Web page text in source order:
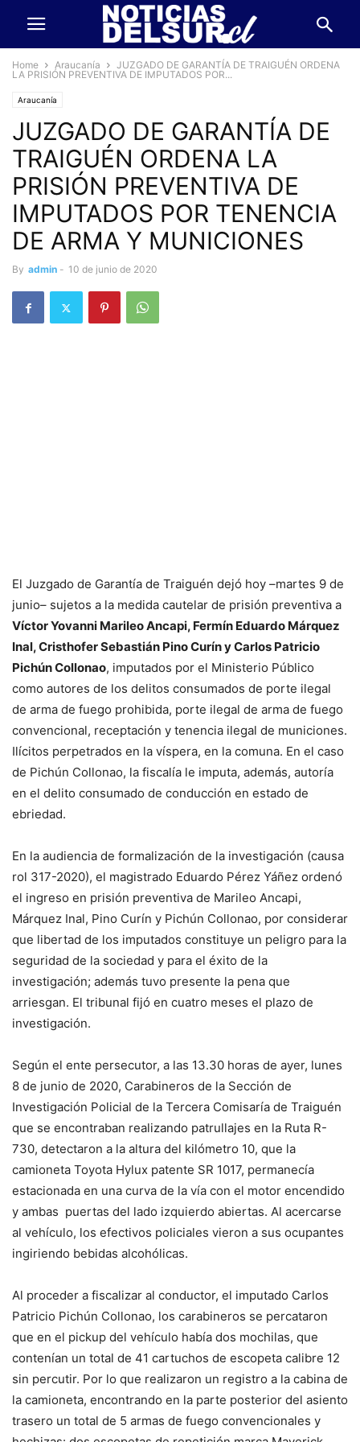
Home Araucanía
JUZGADO DE GARANTÍA DE TRAIGUÉN ORDENA
LA PRISIÓN PREVENTIVA DE IMPUTADOS POR...
Araucanía
JUZGADO DE GARANTÍA DE
TRAIGUÉN ORDENA LA
PRISIÓN PREVENTIVA DE
IMPUTADOS POR TENENCIA
DE ARMA Y MUNICIONES
By admin - 10 de junio de 2020
El Juzgado de Garantía de Traiguén dejó hoy –martes 9 de
junio– sujetos a la medida cautelar de prisión preventiva a
Víctor Yovanni Marileo Ancapi, Fermín Eduardo Márquez
Inal, Cristhofer Sebastián Pino Curín y Carlos Patricio
Pichún Collonao, imputados por el Ministerio Público
como autores de los delitos consumados de porte ilegal
de arma de fuego prohibida, porte ilegal de arma de fuego
convencional, receptación y tenencia ilegal de municiones.
Ilícitos perpetrados en la víspera, en la comuna. En el caso
de Pichún Collonao, la fiscalía le imputa, además, autoría
en el delito consumado de conducción en estado de
ebriedad.
En la audiencia de formalización de la investigación (causa
rol 317-2020), el magistrado Eduardo Pérez Yáñez ordenó
el ingreso en prisión preventiva de Marileo Ancapi,
Márquez Inal, Pino Curín y Pichún Collonao, por considerar
que libertad de los imputados constituye un peligro para la
seguridad de la sociedad y para el éxito de la
investigación; además tuvo presente la pena que
arriesgan. El tribunal fijó en cuatro meses el plazo de
investigación.
Según el ente persecutor, a las 13.30 horas de ayer, lunes
8 de junio de 2020, Carabineros de la Sección de
Investigación Policial de la Tercera Comisaría de Traiguén
que se encontraban realizando patrullajes en la Ruta R-
730, detectaron a la altura del kilómetro 10, que la
camioneta Toyota Hylux patente SR 1017, permanecía
estacionada en una curva de la vía con el motor encendido
y ambas puertas del lado izquierdo abiertas. Al acercarse
al vehículo, los efectivos policiales vieron a sus ocupantes
ingiriendo bebidas alcohólicas.
Al proceder a fiscalizar al conductor, el imputado Carlos
Patricio Pichún Collonao, los carabineros se percataron
que en el pickup del vehículo había dos mochilas, que
contenían un total de 41 cartuchos de escopeta calibre 12
sin percutir. Por lo que realizaron un registro a la cabina de
la camioneta, encontrando en la parte posterior del asiento
trasero un total de 5 armas de fuego convencionales y